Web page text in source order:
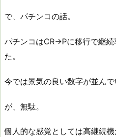
で、パチンコの話。
パチンコはCR→Pに移行で継
た。
今では景気の良い数字が並んで
が、無駄。
個人的な感覚としては高継続